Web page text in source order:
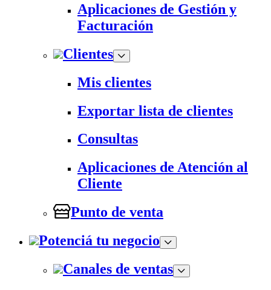
Aplicaciones de Gestión y
Facturación
Clientes
Mis clientes
Exportar lista de clientes
Consultas
Aplicaciones de Atención al
Cliente
Punto de venta
Potenciá tu negocio
Canales de ventas